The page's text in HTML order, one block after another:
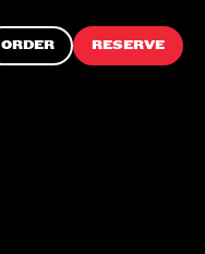
ORDER RESERVE